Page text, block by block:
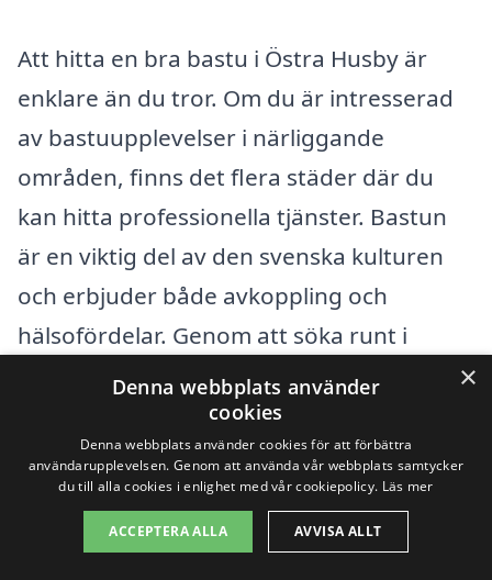
Att hitta en bra bastu i Östra Husby är
enklare än du tror. Om du är intresserad
av bastuupplevelser i närliggande
områden, finns det flera städer där du
kan hitta professionella tjänster. Bastun
är en viktig del av den svenska kulturen
och erbjuder både avkoppling och
hälsofördelar. Genom att söka runt i
närliggande städer kan du få tillgång till
olika alternativ som passar dina behov
och din budget.
Några av de närliggande städerna där du
×
Denna webbplats använder
cookies
Denna webbplats använder cookies för att förbättra
användarupplevelsen. Genom att använda vår webbplats samtycker
du till alla cookies i enlighet med vår cookiepolicy. Läs mer
ACCEPTERA ALLA AVVISA ALLT